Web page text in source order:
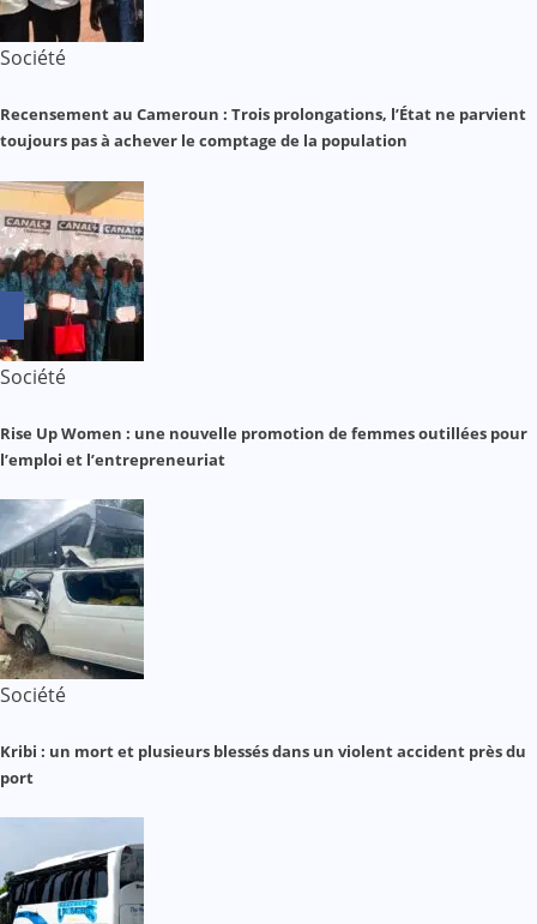
Société
Recensement au Cameroun : Trois prolongations, l’État ne parvient
toujours pas à achever le comptage de la population
Société
Rise Up Women : une nouvelle promotion de femmes outillées pour
l’emploi et l’entrepreneuriat
Société
Kribi : un mort et plusieurs blessés dans un violent accident près du
port